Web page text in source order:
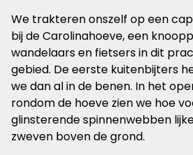
We trakteren onszelf op een
bij de Carolinahoeve, een
wandelaars en fietsers in dit
gebied. De eerste kuitenbijters
we dan al in de benen. In het
rondom de hoeve zien we hoe
glinsterende spinnenwebben
zweven boven de grond.